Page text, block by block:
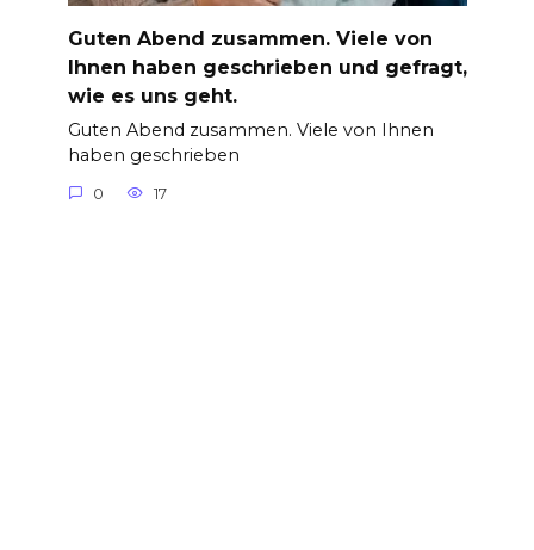
Guten Abend zusammen. Viele von
Ihnen haben geschrieben und gefragt,
wie es uns geht.
Guten Abend zusammen. Viele von Ihnen
haben geschrieben
0 17